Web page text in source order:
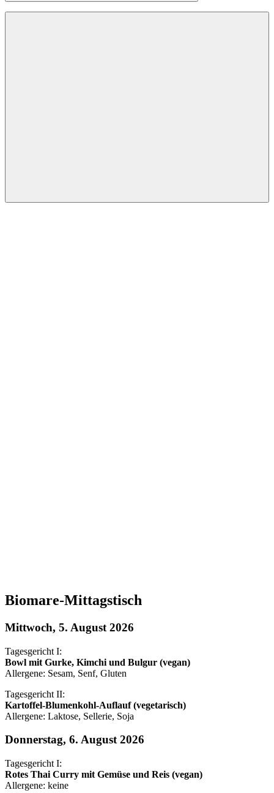
Biomare-Mittagstisch
Mittwoch, 5. August 2026
Tagesgericht I:
Bowl mit Gurke, Kimchi und Bulgur (vegan)
Allergene: Sesam, Senf, Gluten
Tagesgericht II:
Kartoffel-Blumenkohl-Auflauf (vegetarisch)
Allergene: Laktose, Sellerie, Soja
Donnerstag, 6. August 2026
Tagesgericht I:
Rotes Thai Curry mit Gemüse und Reis (vegan)
Allergene: keine